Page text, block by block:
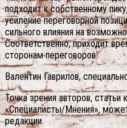
подходит к собственному
усиление переговорной
сильного влияния на
Соответственно, приходит
сторонам переговоров.
Валентин Гаврилов,
Точка зрения авторов,
«Специалисты/Мнения»,
редакции